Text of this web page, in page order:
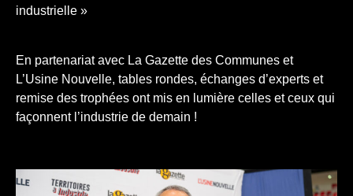
industrielle »
En partenariat avec La Gazette des Communes et
L’Usine Nouvelle, tables rondes, échanges d’experts et
remise des trophées ont mis en lumière celles et ceux qui
façonnent l’industrie de demain !